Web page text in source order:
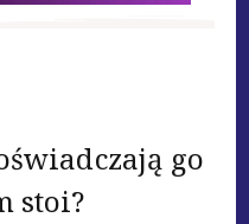
go
stoi?